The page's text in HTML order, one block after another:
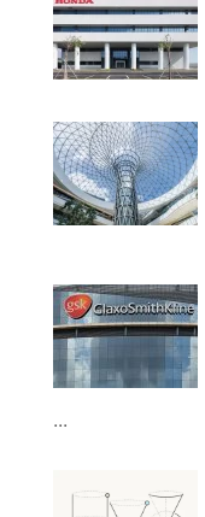
...